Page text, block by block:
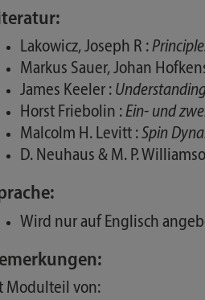
Lakowicz, Joseph R :
Markus Sauer, Johan
James Keeler :
Horst Friebolin :Ein- und
Malcolm H. Levitt :Spin
D. Neuhaus & M. P.
Wird nur auf Englisch
Modulteil von: